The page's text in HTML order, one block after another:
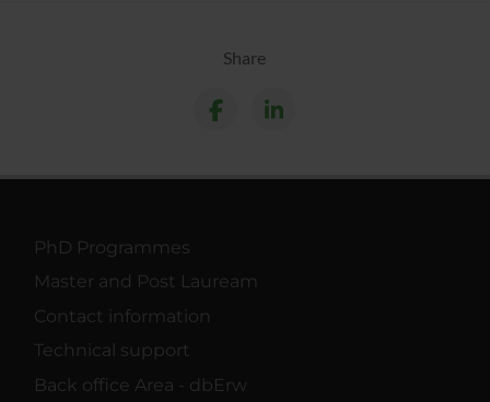
Share
PhD Programmes
Master and Post Lauream
Contact information
Technical support
Back office Area - dbErw